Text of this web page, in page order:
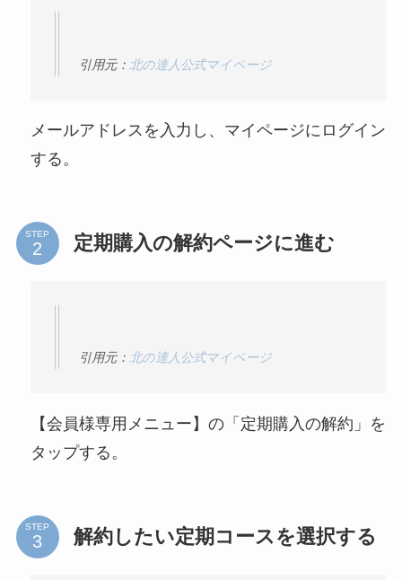
引用元： 北の達人公式マイページ
メールアドレスを入力し、マイページにログイン
する。
STEP 定期購入の解約ページに進む
引用元： 北の達人公式マイページ
【会員様専用メニュー】の「定期購入の解約」を
タップする。
STEP 解約したい定期コースを選択する